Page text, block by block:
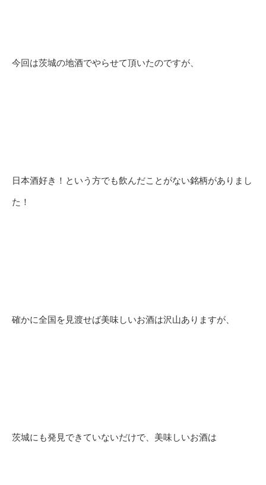
今回は茨城の地酒でやらせて頂いたのですが、
日本酒好き！という方でも飲んだことがない銘柄がありまし
た！
確かに全国を見渡せば美味しいお酒は沢山ありますが、
茨城にも発見できていないだけで、美味しいお酒は